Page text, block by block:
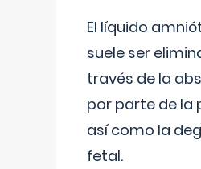
El líquido
suele ser
través de la
por parte de la
así como la
fetal.